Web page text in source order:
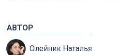
АВТОР
Олейник Наталья